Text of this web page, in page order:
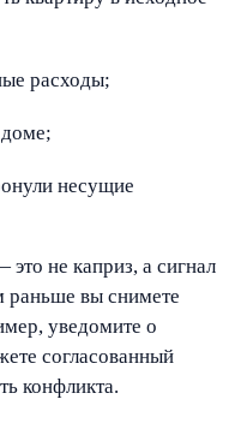
расходы;
несущие
не каприз, а сигнал
вы снимете
уведомите о
согласованный
конфликта.